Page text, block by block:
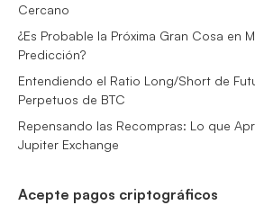
Cercano
¿Es Probable la Próxima Gran Cosa en
Predicción?
Entendiendo el Ratio Long/Short de
Perpetuos de BTC
Repensando las Recompras: Lo que
Jupiter Exchange
Acepte pagos criptográficos